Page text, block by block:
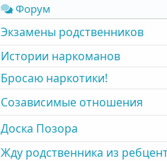
Форум
Экзамены родственников
Истории наркоманов
Бросаю наркотики!
Созависимые отношения
Доска Позора
Жду родственника из